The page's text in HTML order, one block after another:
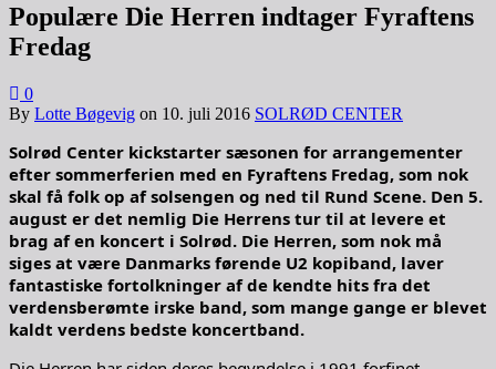
Populære Die Herren indtager Fyraftens
Fredag
0
By Lotte Bøgevig on 10. juli 2016 SOLRØD CENTER
Solrød Center kickstarter sæsonen for arrangementer
efter sommerferien med en Fyraftens Fredag, som nok
skal få folk op af solsengen og ned til Rund Scene. Den 5.
august er det nemlig Die Herrens tur til at levere et
brag af en koncert i Solrød. Die Herren, som nok må
siges at være Danmarks førende U2 kopiband, laver
fantastiske fortolkninger af de kendte hits fra det
verdensberømte irske band, som mange gange er blevet
kaldt verdens bedste koncertband.